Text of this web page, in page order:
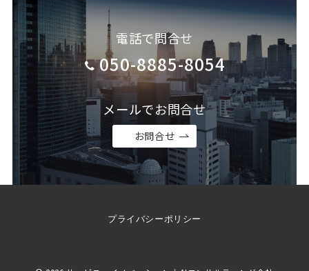
電話で問合せ
050-8885-8054
メールでお問合せ
お問合せ
プライバシーポリシー